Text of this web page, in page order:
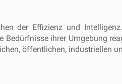
der Effizienz und
ihrer Umgebung
öffentlichen, industriellen